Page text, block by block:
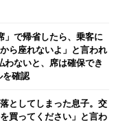
」で帰省したら、乗客に
ら座れないよ」と言われ
わないと、席は確保でき
を確認
としてしまった息子。交
買ってください」と言わ